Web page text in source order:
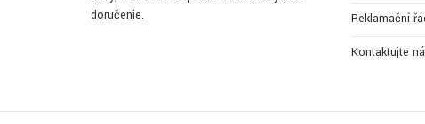
doručenie.
Reklamační
Kontaktujte